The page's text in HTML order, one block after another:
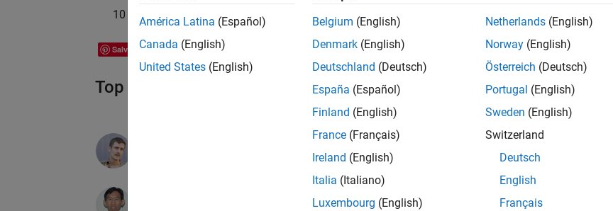
10 badge proprietari
Salva
Top Downloads 2021 Earners
América Latina (Español)
Canada (English)
United States (English)
Belgium (English)
Denmark (English)
Deutschland (Deutsch)
España (Español)
Finland (English)
France (Français)
Ireland (English)
Italia (Italiano)
Luxembourg (English)
Netherlands (English)
Norway (English)
Österreich (Deutsch)
Portugal (English)
Sweden (English)
Switzerland
Deutsch
English
Français